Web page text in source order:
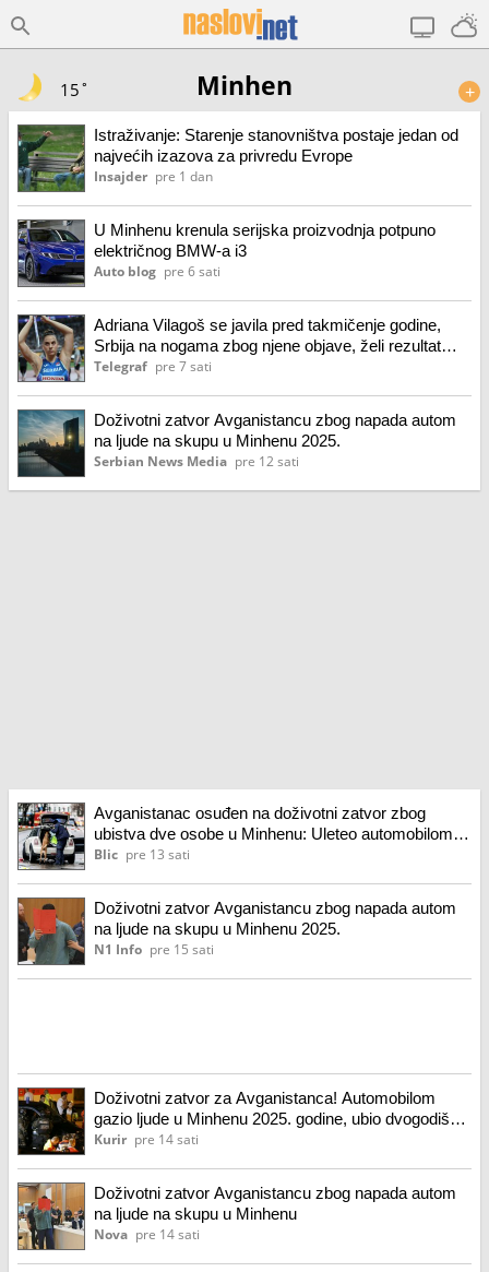
Minhen +
15˚
Istraživanje: Starenje stanovništva postaje jedan od
najvećih izazova za privredu Evrope
Insajder pre 1 dan
U Minhenu krenula serijska proizvodnja potpuno
električnog BMW-a i3
Auto blog pre 6 sati
Adriana Vilagoš se javila pred takmičenje godine,
Srbija na nogama zbog njene objave, želi rezultat
karijere
Telegraf pre 7 sati
Doživotni zatvor Avganistancu zbog napada autom
na ljude na skupu u Minhenu 2025.
Serbian News Media pre 12 sati
Avganistanac osuđen na doživotni zatvor zbog
ubistva dve osobe u Minhenu: Uleteo automobilom u
masu, ovako se pravdao
Blic pre 13 sati
Doživotni zatvor Avganistancu zbog napada autom
na ljude na skupu u Minhenu 2025.
N1 Info pre 15 sati
Doživotni zatvor za Avganistanca! Automobilom
gazio ljude u Minhenu 2025. godine, ubio dvogodišnju
devojčicu i njenu majku (37), teško povredio 43 ljudi!
Kurir pre 14 sati
Doživotni zatvor Avganistancu zbog napada autom
na ljude na skupu u Minhenu
Nova pre 14 sati